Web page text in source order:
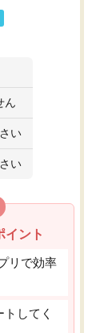
ん
い
い
イント
リで効率
してく